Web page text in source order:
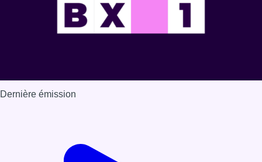
Dernière émission